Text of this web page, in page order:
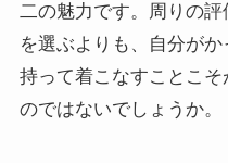
二の魅力です。周りの
を選ぶよりも、自分が
持って着こなすことこ
のではないでしょうか。